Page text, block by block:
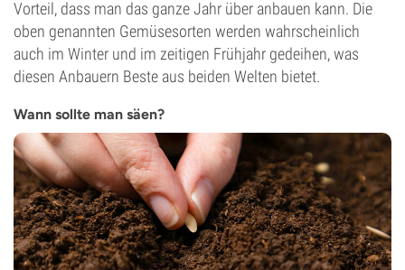
Vorteil, dass man das ganze Jahr über anbauen kann. Die
oben genannten Gemüsesorten werden wahrscheinlich
auch im Winter und im zeitigen Frühjahr gedeihen, was
diesen Anbauern Beste aus beiden Welten bietet.
Wann sollte man säen?